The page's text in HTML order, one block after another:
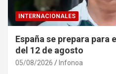
INTERNACIONALES
España se prepara para
del 12 de agosto
05/08/2026 Infonoa